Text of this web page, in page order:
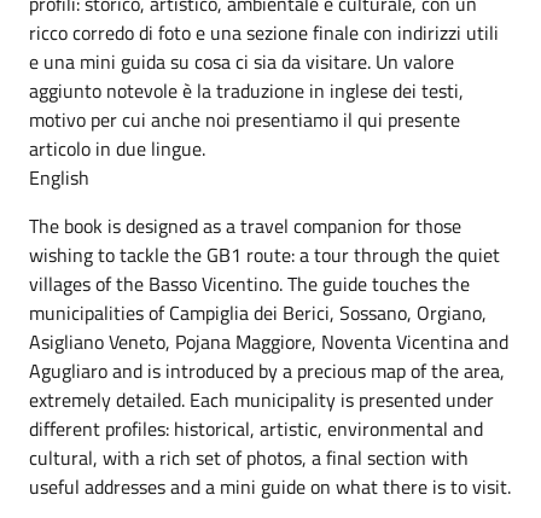
ricco corredo di foto e una sezione finale con indirizzi utili
e una mini guida su cosa ci sia da visitare. Un valore
aggiunto notevole è la traduzione in inglese dei testi,
motivo per cui anche noi presentiamo il qui presente
articolo in due lingue.
English
The book is designed as a travel companion for those
wishing to tackle the GB1 route: a tour through the quiet
villages of the Basso Vicentino. The guide touches the
municipalities of Campiglia dei Berici, Sossano, Orgiano,
Asigliano Veneto, Pojana Maggiore, Noventa Vicentina and
Agugliaro and is introduced by a precious map of the area,
extremely detailed. Each municipality is presented under
different profiles: historical, artistic, environmental and
cultural, with a rich setof photos, a final section with
useful addresses and a mini guide on what there is to visit.